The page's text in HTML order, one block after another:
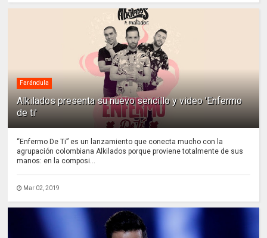
Farándula
Alkilados presenta su nuevo sencillo y video 'Enfermo
de ti'
“Enfermo De Ti” es un lanzamiento que conecta mucho con la
agrupación colombiana Alkilados porque proviene totalmente de sus
manos: en la composi...
Mar 02, 2019